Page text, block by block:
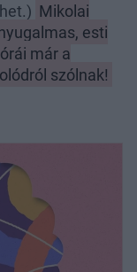
Mikolai
esti
már a
szólnak!